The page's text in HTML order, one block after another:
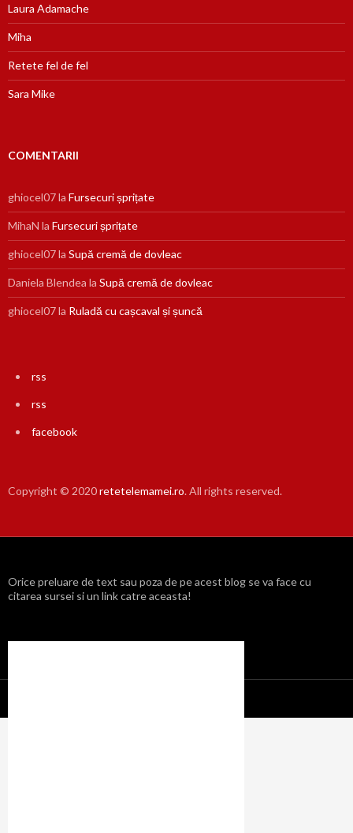
Laura Adamache
Miha
Retete fel de fel
Sara Mike
COMENTARII
ghiocel07la Fursecuri șprițate
MihaN la Fursecuri șprițate
ghiocel07la Supă cremă de dovleac
Daniela Blendea la Supă cremă de dovleac
ghiocel07la Ruladă cu cașcaval și șuncă
rss
rss
facebook
Copyright © 2020retetelemamei.ro. All rights reserved.
Orice preluare de text sau poza de pe acest blog se va face cu
citarea sursei si un link catre aceasta!